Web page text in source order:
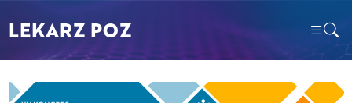
LEKARZ POZ